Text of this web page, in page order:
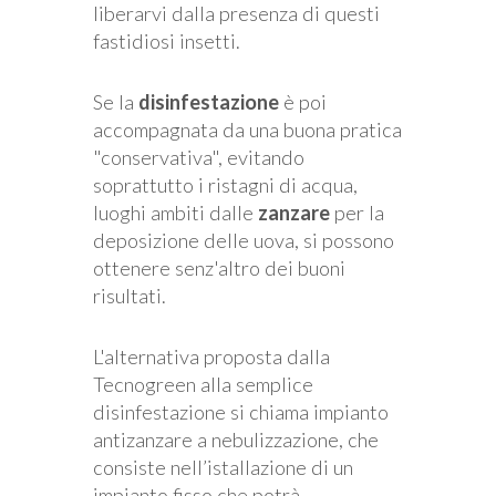
liberarvi dalla presenza di questi
fastidiosi insetti.
Se la disinfestazione è poi
accompagnata da una buona pratica
"conservativa", evitando
soprattutto i ristagni di acqua,
luoghi ambiti dalle zanzare per la
deposizione delle uova, si possono
ottenere senz'altro dei buoni
risultati.
L'alternativa proposta dalla
Tecnogreen alla semplice
disinfestazione si chiama impianto
antizanzare a nebulizzazione, che
consiste nell’istallazione di un